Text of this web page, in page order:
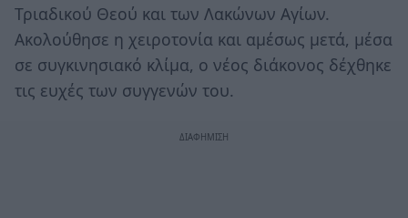
Τριαδικού Θεού και των Λακώνων Αγίων.
Ακολούθησε η χειροτονία και αμέσως μετά, μέσα
σε συγκινησιακό κλίμα, ο νέος διάκονος δέχθηκε
τις ευχές των συγγενών του.